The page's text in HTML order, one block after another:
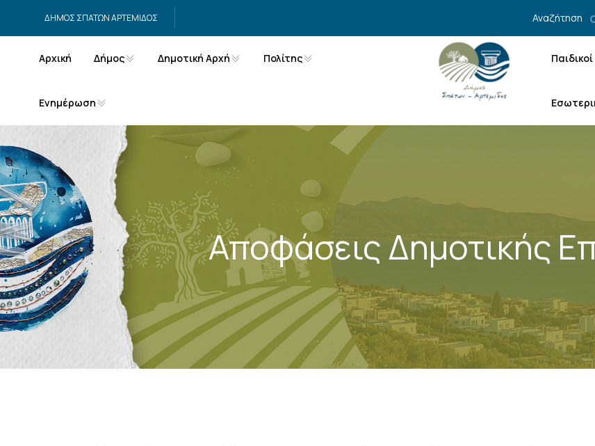
ΔΗΜΟΣ ΣΠΑΤΩΝ ΑΡΤΕΜΙΔΟΣ Αναζήτηση
Αρχική Δήμος Δημοτική Αρχή Πολίτης
Ενημέρωση
Αποφάσεις Δημοτικής